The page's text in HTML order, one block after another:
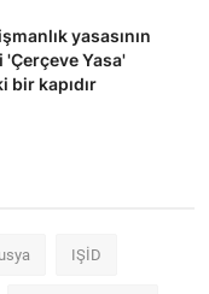
yasasının
Yasa'
bir kapıdır
IŞİD